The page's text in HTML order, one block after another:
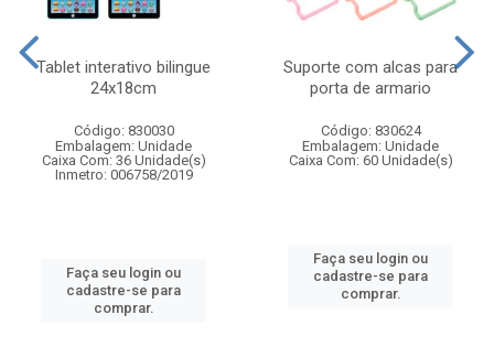
Tablet interativo bilingue
24x18cm
Código: 830030
Embalagem: Unidade
Caixa Com: 36 Unidade(s)
Inmetro: 006758/2019
Faça seu login ou
cadastre-se para
comprar.
Suporte com alcas para
porta de armario
Código: 830624
Embalagem: Unidade
Caixa Com: 60 Unidade(s)
Faça seu login ou
cadastre-se para
comprar.